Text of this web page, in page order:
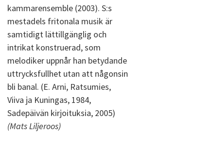
kammarensemble (2003). S:s
mestadels fritonala musik är
samtidigt lättillgänglig och
intrikat konstruerad, som
melodiker uppnår han betydande
uttrycksfullhet utan att någonsin
bli banal. (E. Arni, Ratsumies,
Viiva ja Kuningas, 1984,
Sadepäivän kirjoituksia, 2005)
(Mats Liljeroos)